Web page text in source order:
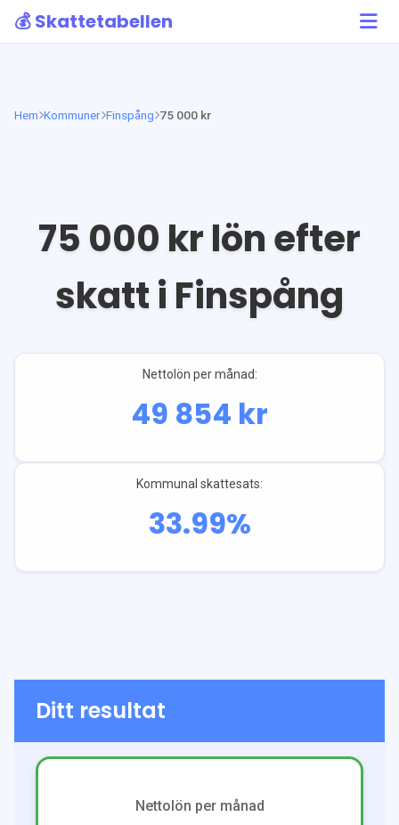
💰 Skattetabellen
Hem Kommuner Finspång 75 000 kr
75 000 kr lön efter
skatt i Finspång
Nettolön per månad:
49 854 kr
Kommunal skattesats:
33.99%
Ditt resultat
Nettolön per månad